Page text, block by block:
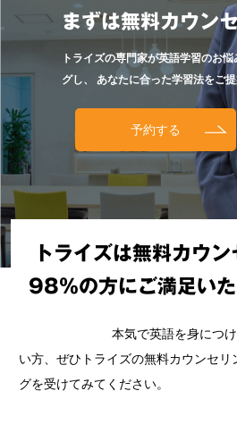
まずは無料カウン
トライズの専門家が英語学習のお
グし、
あなたに合った学習法をご
予約する
トライズは無料カウン
98%の方にご満足いた
本気で英語を身につけ
い方、ぜひトライズの無料カウンセリ
グを受けてみてください。